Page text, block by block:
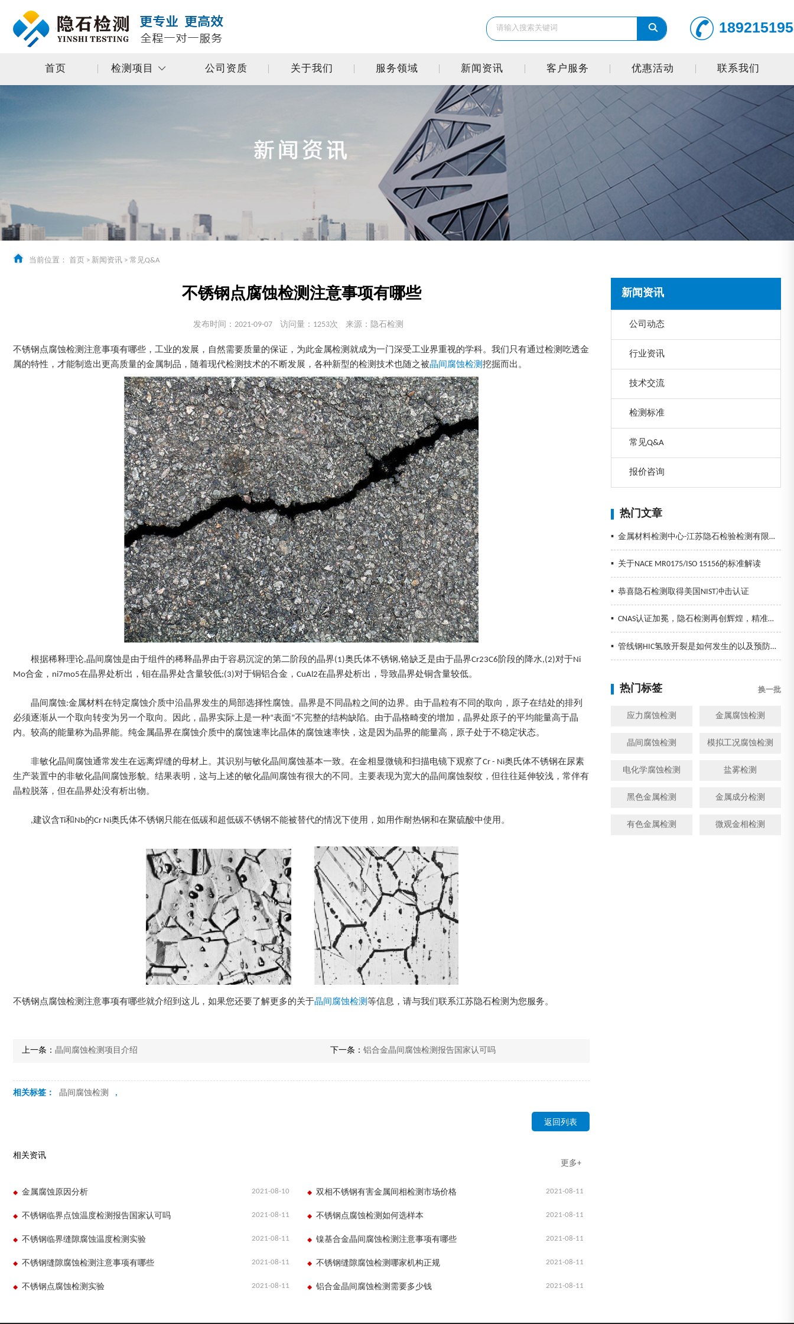
首页 检测项目 公司资质 关于我们 服务领域 新闻资讯 客户服务 优惠活动 联系我们
当前位置： 首页 > 新闻资讯 > 常见Q&A
新闻资讯
公司动态
行业资讯
技术交流
检测标准
常见Q&A
报价咨询
热门文章
▪ 金属材料检测中心-江苏隐石检验检测有限公司
▪ 关于NACE MR0175/ISO 15156的标准解读
▪ 恭喜隐石检测取得美国NIST冲击认证
▪ CNAS认证加冕，隐石检测再创辉煌，精准检测助力企业发展！
▪ 管线钢HIC氢致开裂是如何发生的以及预防措施
热门标签 换一批
应力腐蚀检测 金属腐蚀检测
晶间腐蚀检测 模拟工况腐蚀检测
电化学腐蚀检测 盐雾检测
黑色金属检测 金属成分检测
有色金属检测 微观金相检测
不锈钢点腐蚀检测注意事项有哪些
发布时间：2021-09-07 访问量：1253次 来源：隐石检测
不锈钢点腐蚀检测注意事项有哪些，工业的发展，自然需要质量的保证，为此金属检测就成为一门深受工业界重视的学科。我们只有通过检测吃透金
属的特性，才能制造出更高质量的金属制品，随着现代检测技术的不断发展，各种新型的检测技术也随之被晶间腐蚀检测 挖掘而出。
根据稀释理论,晶间腐蚀是由于组件的稀释晶界由于容易沉淀的第二阶段的晶界(1)奥氏体不锈钢,铬缺乏是由于晶界Cr23C6阶段的降水,(2)对于Ni
Mo合金，ni7mo5在晶界处析出，钼在晶界处含量较低;(3)对于铜铝合金，CuAl2在晶界处析出，导致晶界处铜含量较低。
晶间腐蚀:金属材料在特定腐蚀介质中沿晶界发生的局部选择性腐蚀。晶界是不同晶粒之间的边界。由于晶粒有不同的取向，原子在结处的排列
必须逐渐从一个取向转变为另一个取向。因此，晶界实际上是一种“表面”不完整的结构缺陷。由于晶格畸变的增加，晶界处原子的平均能量高于晶
内。较高的能量称为晶界能。纯金属晶界在腐蚀介质中的腐蚀速率比晶体的腐蚀速率快，这是因为晶界的能量高，原子处于不稳定状态。
非敏化晶间腐蚀通常发生在远离焊缝的母材上。其识别与敏化晶间腐蚀基本一致。在金相显微镜和扫描电镜下观察了Cr - Ni奥氏体不锈钢在尿素
生产装置中的非敏化晶间腐蚀形貌。结果表明，这与上述的敏化晶间腐蚀有很大的不同。主要表现为宽大的晶间腐蚀裂纹，但往往延伸较浅，常伴有
晶粒脱落，但在晶界处没有析出物。
,建议含Ti和Nb的Cr Ni奥氏体不锈钢只能在低碳和超低碳不锈钢不能被替代的情况下使用，如用作耐热钢和在聚硫酸中使用。
不锈钢点腐蚀检测注意事项有哪些就介绍到这儿，如果您还要了解更多的关于晶间腐蚀检测 等信息，请与我们联系江苏隐石检测为您服务。
上一条： 晶间腐蚀检测项目介绍 下一条： 铝合金晶间腐蚀检测报告国家认可吗
相关标签： 晶间腐蚀检测 ,
返回列表
相关资讯
更多+
2021-08-10
金属腐蚀原因分析 2021-08-11
双相不锈钢有害金属间相检测市场价格
2021-08-11
不锈钢临界点蚀温度检测报告国家认可吗 2021-08-11
不锈钢点腐蚀检测如何选样本
2021-08-11
不锈钢临界缝隙腐蚀温度检测实验 2021-08-11
镍基合金晶间腐蚀检测注意事项有哪些
2021-08-11
不锈钢缝隙腐蚀检测注意事项有哪些 2021-08-11
不锈钢缝隙腐蚀检测哪家机构正规
2021-08-11
不锈钢点腐蚀检测实验 2021-08-11
铝合金晶间腐蚀检测需要多少钱